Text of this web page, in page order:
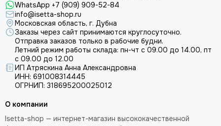
WhatsApp +7 (909) 909-52-84
info@isetta-shop.ru
Московская область, г. Дубна
Заказы через сайт принимаются круглосуточно.
Отправка заказов только в рабочие будни.
Летний режим работы склада: пн-чт с 09.00 до 14.00, пт
с 09.00 до 12.00
ИП Атряскина Анна Александровна
ИНН: 691008314445
ОГРНИП: 318695200025012
О компании
Isetta-shop — интернет-магазин высококачественной